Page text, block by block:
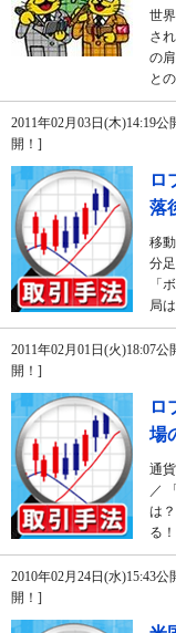
世
さ
の
と
2011年02月03日(木)14:19
開！]
ロ
落
移
分
「
局
2011年02月01日(火)18:07
開！]
ロ
場
通
／
は
る
2010年02月24日(水)15:43
開！]